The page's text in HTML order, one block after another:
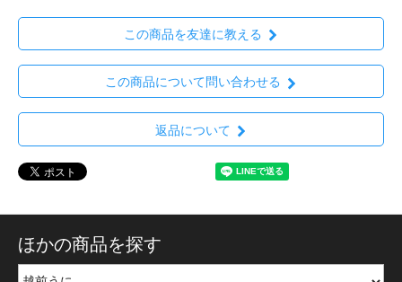
この商品を友達に教える
この商品について問い合わせる
返品について
ほかの商品を探す